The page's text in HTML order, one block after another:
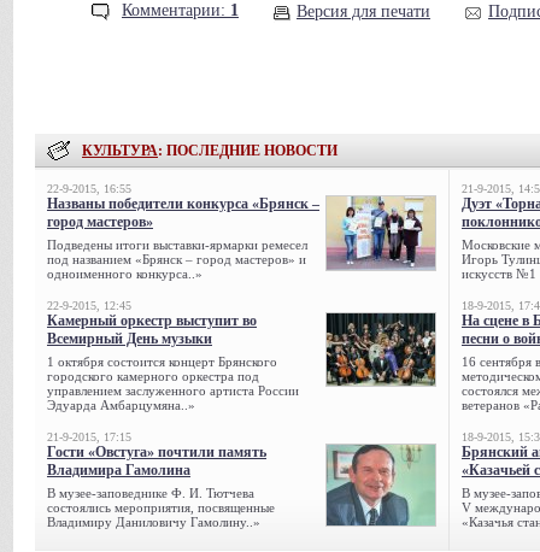
Комментарии: 1 Версия для печати
КУЛЬТУРА: ПОСЛЕДНИЕ НОВОСТИ
22-9-2015, 16:55
Названы победители конкурса «Брянск –
город мастеров»
Подведены итоги выставки-ярмарки ремесел
под названием «Брянск – город мастеров» и
одноименного конкурса..»
22-9-2015, 12:45
Камерный оркестр выступит во
Всемирный День музыки
1 октября состоится концерт Брянского
городского камерного оркестра под
управлением заслуженного артиста России
Эдуарда Амбарцумяна..»
21-9-2015, 17:15
Гости «Овстуга» почтили память
Владимира Гамолина
В музее-заповеднике Ф. И. Тютчева
состоялись мероприятия, посвященные
Владимиру Даниловичу Гамолину..»
21-9-2015,
Дуэт
Московские
Игорь
искусств №1
18-9-2015,
На сцене в
песни о
16 сентября
состоялся
ветеранов
18-9-2015,
Брянский
«Казачьей
В музее-
V
«Казачья